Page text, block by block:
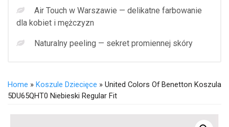
Air Touch w Warszawie — delikatne farbowanie
dla kobiet i mężczyzn
Naturalny peeling — sekret promiennej skóry
Home » Koszule Dziecięce » United Colors Of Benetton Koszula
5DU65QHT0 Niebieski Regular Fit